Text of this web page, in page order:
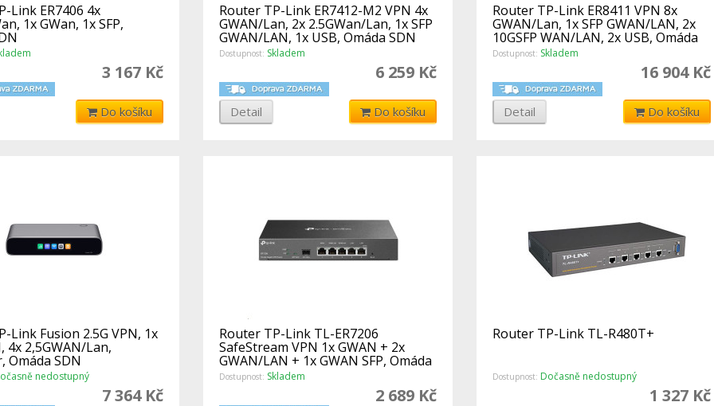
Link ER7406 4x
1x GWan, 1x SFP,
3 167 Kč
Do košíku
Router TP-Link ER7412-M2 VPN 4x
GWAN/Lan, 2x 2.5GWan/Lan, 1x SFP
GWAN/LAN, 1x USB, Omáda SDN
Dostupnost: Skladem
6 259 Kč
Detail Do košíku
Router TP-Link ER8411 VPN 8x
GWAN/Lan, 1x SFP GWAN/LAN, 2x
10GSFP WAN/LAN, 2x USB, Omáda
SDN
Dostupnost: Skladem
16 904 Kč
Detail Do košíku
Link Fusion 2.5G VPN, 1x
4x 2,5GWAN/Lan,
Omáda SDN
nedostupný
7 364 Kč
Router TP-Link TL-ER7206
SafeStream VPN 1x GWAN + 2x
GWAN/LAN + 1x GWAN SFP, Omáda
SDN
Dostupnost: Skladem
2 689 Kč
Router TP-Link TL-R480T+
Dostupnost: Dočasně nedostupný
1 327 Kč